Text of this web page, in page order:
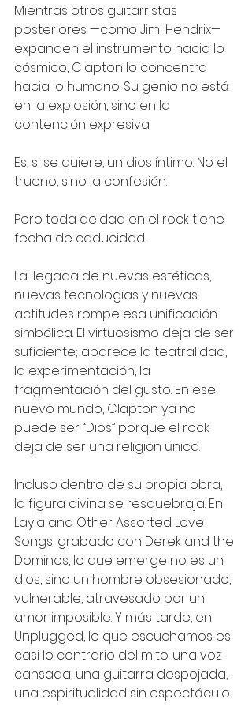
Mientras otros guitarristas
posteriores —como Jimi Hendrix—
expanden el instrumento hacia lo
cósmico, Clapton lo concentra
hacia lo humano. Su genio no está
en la explosión, sino en la
contención expresiva.
Es, si se quiere, un dios íntimo. No el
trueno, sino la confesión.
Pero toda deidad en el rock tiene
fecha de caducidad.
La llegada de nuevas estéticas,
nuevas tecnologías y nuevas
actitudes rompe esa unificación
simbólica. El virtuosismo deja de ser
suficiente; aparece la teatralidad,
la experimentación, la
fragmentación del gusto. En ese
nuevo mundo, Clapton ya no
puede ser “Dios” porque el rock
deja de ser una religión única.
Incluso dentro de su propia obra,
la figura divina se resquebraja. En
Layla and Other Assorted Love
Songs, grabado con Derek and the
Dominos, lo que emerge no es un
dios, sino un hombre obsesionado,
vulnerable, atravesado por un
amor imposible. Y más tarde, en
Unplugged, lo que escuchamos es
casi lo contrario del mito: una voz
cansada, una guitarra despojada,
una espiritualidad sin espectáculo.